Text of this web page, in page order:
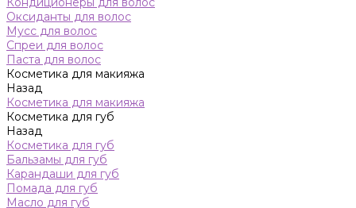
Оксиданты для волос
Мусс для волос
Спреи для волос
Паста для волос
Косметика для макияжа
Назад
Косметика для макияжа
Косметика для губ
Назад
Косметика для губ
Бальзамы для губ
Карандаши для губ
Помада для губ
Масло для губ